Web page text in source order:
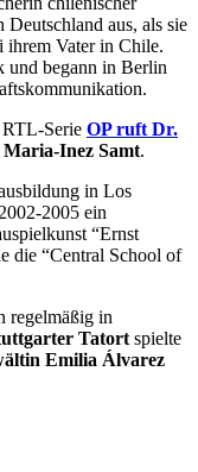
aus, als sie
ihrem Vater in Chile.
und begann in Berlin
Serie OP ruft Dr.
Maria-Inez Samt.
in Los
2005 ein
“Ernst
die “Central School of
regelmäßig in
Tatort spielte
Emilia Álvarez